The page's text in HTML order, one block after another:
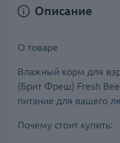
Описание
О товаре
Влажный корм для
(Брит Фреш) Fresh
питание для вашего
Почему стоит купить: